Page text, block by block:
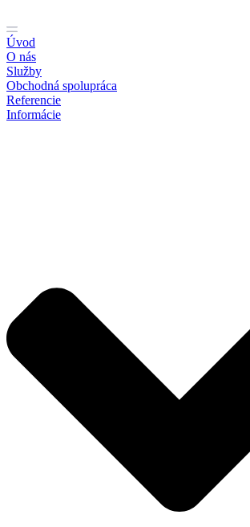
na
obsah
Úvod
O nás
Služby
Obchodná spolupráca
Referencie
Informácie